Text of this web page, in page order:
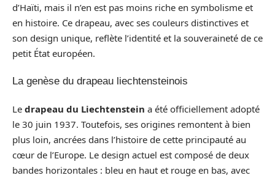
d’Haïti, mais il n’en est pas moins riche en symbolisme et
en histoire. Ce drapeau, avec ses couleurs distinctives et
son design unique, reflète l’identité et la souveraineté de ce
petit État européen.
La genèse du drapeau liechtensteinois
Le drapeau du Liechtenstein a été officiellement adopté
le 30 juin 1937. Toutefois, ses origines remontent à bien
plus loin, ancrées dans l’histoire de cette principauté au
cœur de l’Europe. Le design actuel est composé de deux
bandes horizontales : bleu en haut et rouge en bas, avec